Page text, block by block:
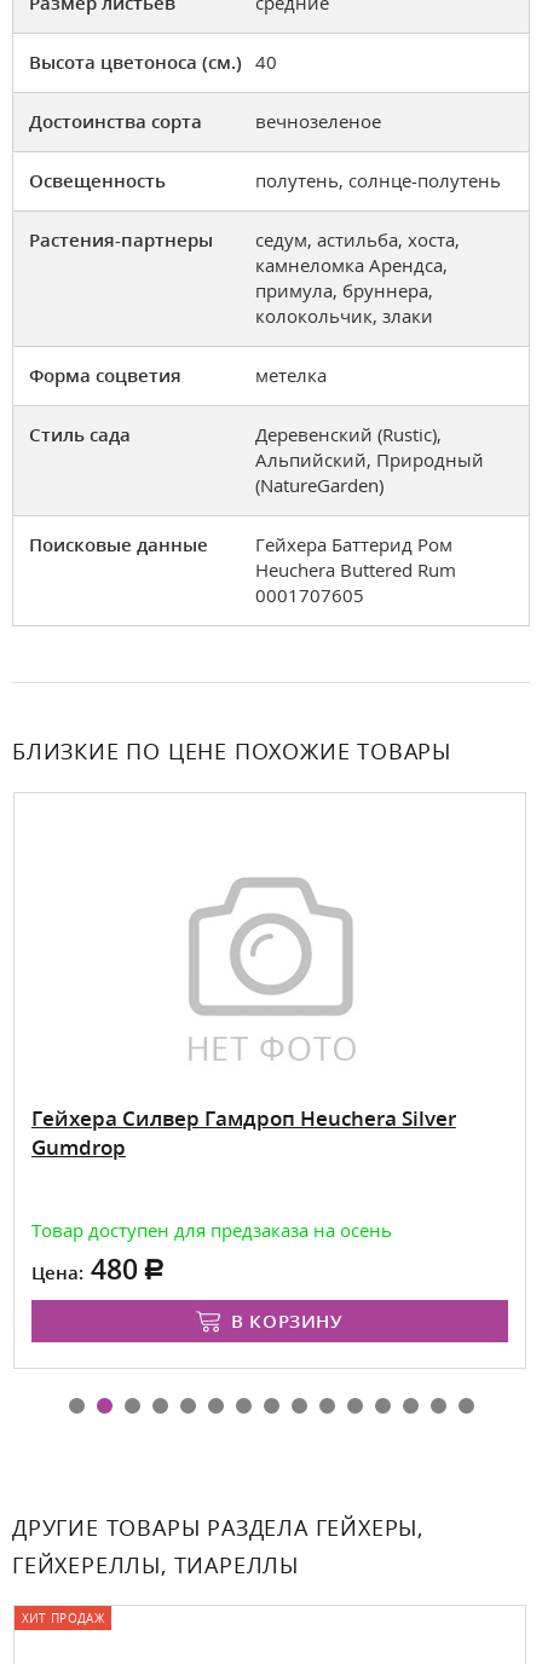
Высота цветоноса (см.) 40
Достоинства сорта вечнозеленое
Освещенность полутень, солнце-полутень
Растения-партнеры
седум, астильба, хоста,
камнеломка Арендса,
примула, бруннера,
колокольчик, злаки
Форма соцветия метелка
Стиль сада
Деревенский (Rustic),
Альпийский, Природный
(NatureGarden)
Поисковые данные
Гейхера Баттерид Ром
Heuchera Buttered Rum
0001707605
БЛИЗКИЕ ПО ЦЕНЕ ПОХОЖИЕ ТОВАРЫ
Гейхера Силвер Гамдроп Heuchera Silver
Gumdrop
Товар доступен для предзаказа на осень
Цена: 480
В КОРЗИНУ
ДРУГИЕ ТОВАРЫ РАЗДЕЛА ГЕЙХЕРЫ,
ГЕЙХЕРЕЛЛЫ, ТИАРЕЛЛЫ
ХИТ ПРОДАЖ